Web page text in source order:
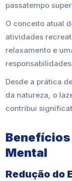
passatempo
O conceito atual
atividades
relaxamento e
Desde a prática
da natureza, o
contribui
Benefícios
Mental
Redução do